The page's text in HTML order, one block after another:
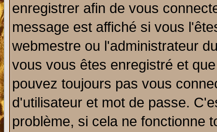
enregistrer afin de vous
message est affiché si vous
webmestre ou l'administrateur
vous vous êtes enregistré et
pouvez toujours pas vous
d'utilisateur et mot de passe.
problème, si cela ne fonctionne